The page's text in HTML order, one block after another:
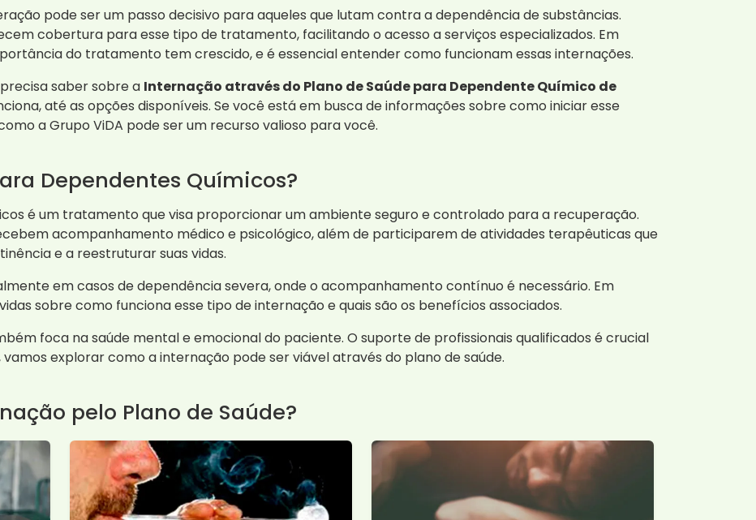
pode ser um passo decisivo para aqueles que lutam contra a dependência de substâncias.
cobertura para esse tipo de tratamento, facilitando o acesso a serviços especializados. Em
do tratamento tem crescido, e é essencial entender como funcionam essas internações.
saber sobre a Internação através do Plano de Saúde para Dependente Químico de
até as opções disponíveis. Se você está em busca de informações sobre como iniciar esse
a Grupo ViDA pode ser um recurso valioso para você.
Dependentes Químicos?
é um tratamento que visa proporcionar um ambiente seguro e controlado para a recuperação.
acompanhamento médico e psicológico, além de participarem de atividades terapêuticas que
e a reestruturar suas vidas.
em casos de dependência severa, onde o acompanhamento contínuo é necessário. Em
sobre como funciona esse tipo de internação e quais são os benefícios associados.
foca na saúde mental e emocional do paciente. O suporte de profissionais qualificados é crucial
explorar como a internação pode ser viável através do plano de saúde.
pelo Plano de Saúde?